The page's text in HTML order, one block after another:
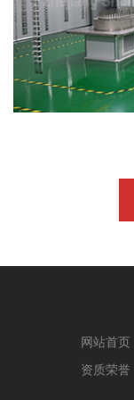
网站首页
资质荣誉